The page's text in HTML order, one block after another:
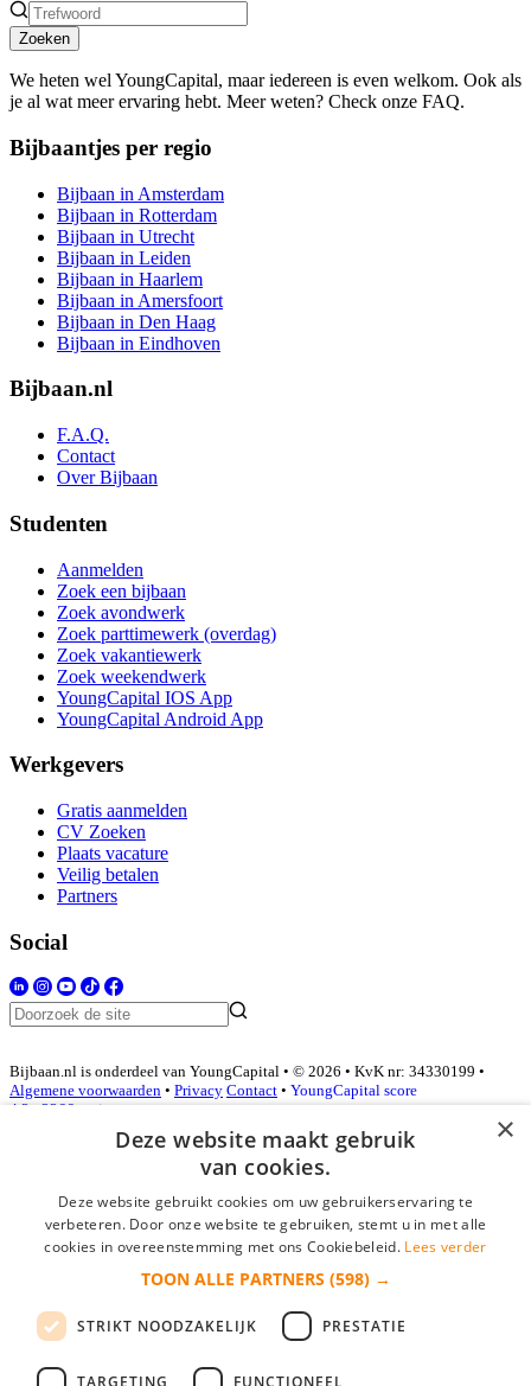
Zoeken
We heten wel YoungCapital, maar iedereen is even welkom. Ook als
je al wat meer ervaring hebt. Meer weten? Check onze FAQ.
Bijbaantjes per regio
Bijbaan in Amsterdam
Bijbaan in Rotterdam
Bijbaan in Utrecht
Bijbaan in Leiden
Bijbaan in Haarlem
Bijbaan in Amersfoort
Bijbaan in Den Haag
Bijbaan in Eindhoven
Bijbaan.nl
F.A.Q.
Contact
Over Bijbaan
Studenten
Aanmelden
Zoek een bijbaan
Zoek avondwerk
Zoek parttimewerk (overdag)
Zoek vakantiewerk
Zoek weekendwerk
YoungCapital IOS App
YoungCapital Android App
Werkgevers
Gratis aanmelden
CV Zoeken
Plaats vacature
Veilig betalen
Partners
Social
Bijbaan.nl is onderdeel van YoungCapital • © 2026 • KvK nr: 34330199 •
Algemene voorwaarden • Privacy Contact • YoungCapital score
4.3 - 3366 reviews
Inloggen als bedrijf
*
login gegevens onthouden
login
×
Deze website maakt gebruik
van cookies.
Deze website gebruikt cookies om uw gebruikerservaring te
verbeteren. Door onze website te gebruiken, stemt u in met alle
cookies in overeenstemming met ons Cookiebeleid. Lees verder
TOON ALLE PARTNERS (598) →
STRIKT NOODZAKELIJK PRESTATIE
TARGETING FUNCTIONEEL